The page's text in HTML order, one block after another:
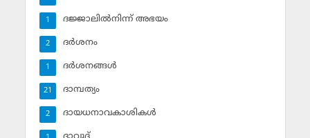
ദജ്ജാലില്‍നിന്ന് അഭയം
1
ദര്‍ശനം
2
ദര്‍ശനങ്ങള്‍
1
ദാമ്പത്യം
21
ദായധനാവകാശികള്‍
2